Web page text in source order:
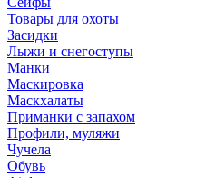
Товары для охоты
Засидки
Лыжи и снегоступы
Манки
Маскировка
Маскхалаты
Приманки с запахом
Профили, муляжи
Чучела
Обувь